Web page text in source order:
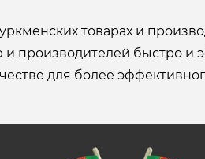
товарах и
производителей быстро и
для более